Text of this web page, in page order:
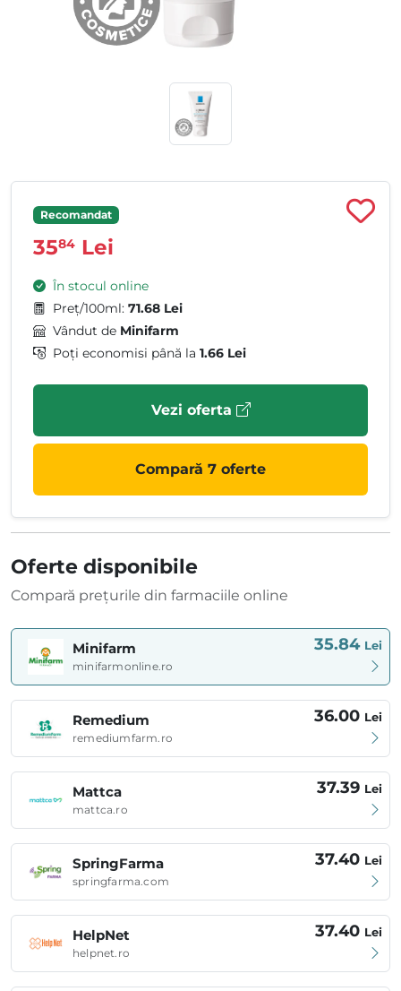
Recomandat
3584 Lei
În stocul online
Preț/100ml: 71.68 Lei
Vândut de Minifarm
Poți economisi până la 1.66 Lei
Vezi oferta
Compară 7 oferte
Oferte disponibile
Compară prețurile din farmaciile online
Minifarm
minifarmonline.ro
35.84 Lei
Remedium
remediumfarm.ro
36.00 Lei
Mattca
mattca.ro
37.39 Lei
SpringFarma
springfarma.com
37.40 Lei
HelpNet
helpnet.ro
37.40 Lei